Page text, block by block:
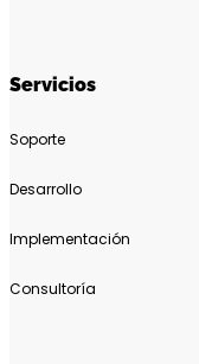
Servicios
Soporte
Desarrollo
Implementación
Consultoría